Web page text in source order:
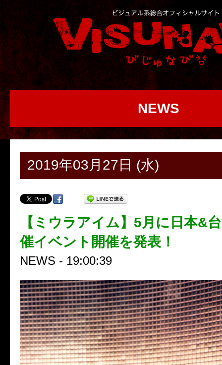
NEWS
2019年03月27日 (水)
【ミウラアイム】5月に日本&
催イベント開催を発表！
NEWS - 19:00:39